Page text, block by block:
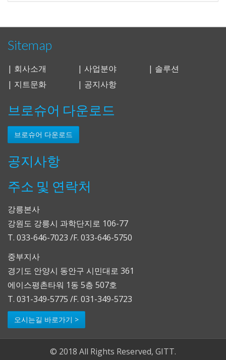
Sitemap
| 회사소개 | 사업분야
| 솔루션
| 지트문화
| 공지사항
브로슈어 다운로드
브로슈어 다운로드
공지사항
주소 및 연락처
강릉본사
강원도 강릉시 과학단지로 106-77
T. 033-646-7023 /F. 033-646-5750
중부지사
경기도 안양시 동안구 시민대로 361
에이스평촌타워 1동 5층 507호
T. 031-349-5775 /F. 031-349-5723
오시는길 바로가기 >
© 2018 All Rights Reserved, GITT.